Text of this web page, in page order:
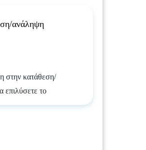
ανάληψη
στην κατάθεση/
επιλύσετε το